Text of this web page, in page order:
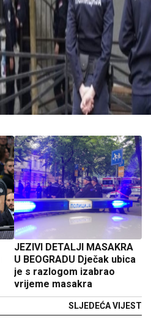
JEZIVI DETALJI MASAKRA
U BEOGRADU Dječak ubica
je s razlogom izabrao
vrijeme masakra
SLJEDEĆA VIJEST